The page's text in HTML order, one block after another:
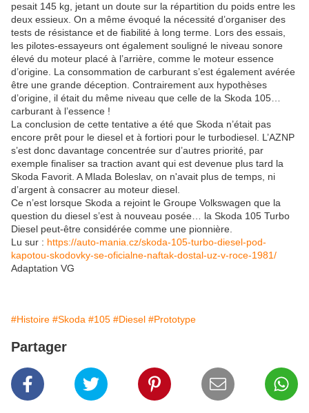
pesait 145 kg, jetant un doute sur la répartition du poids entre les
deux essieux. On a même évoqué la nécessité d’organiser des
tests de résistance et de fiabilité à long terme. Lors des essais,
les pilotes-essayeurs ont également souligné le niveau sonore
élevé du moteur placé à l’arrière, comme le moteur essence
d’origine. La consommation de carburant s’est également avérée
être une grande déception. Contrairement aux hypothèses
d’origine, il était du même niveau que celle de la Skoda 105…
carburant à l’essence !
La conclusion de cette tentative a été que Skoda n’était pas
encore prêt pour le diesel et à fortiori pour le turbodiesel. L’AZNP
s’est donc davantage concentrée sur d’autres priorité, par
exemple finaliser sa traction avant qui est devenue plus tard la
Skoda Favorit. A Mlada Boleslav, on n'avait plus de temps, ni
d’argent à consacrer au moteur diesel.
Ce n’est lorsque Skoda a rejoint le Groupe Volkswagen que la
question du diesel s’est à nouveau posée… la Skoda 105 Turbo
Diesel peut-être considérée comme une pionnière.
Lu sur : https://auto-mania.cz/skoda-105-turbo-diesel-pod-
kapotou-skodovky-se-oficialne-naftak-dostal-uz-v-roce-1981/
Adaptation VG
#Histoire #Skoda #105 #Diesel #Prototype
Partager